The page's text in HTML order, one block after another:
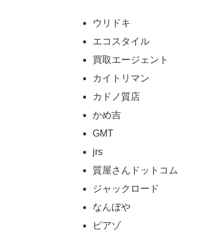
ウリドキ
エコスタイル
買取エージェント
カイトリマン
カドノ質店
かめ吉
GMT
jrs
質屋さんドットコム
ジャックロード
なんぼや
ピアゾ